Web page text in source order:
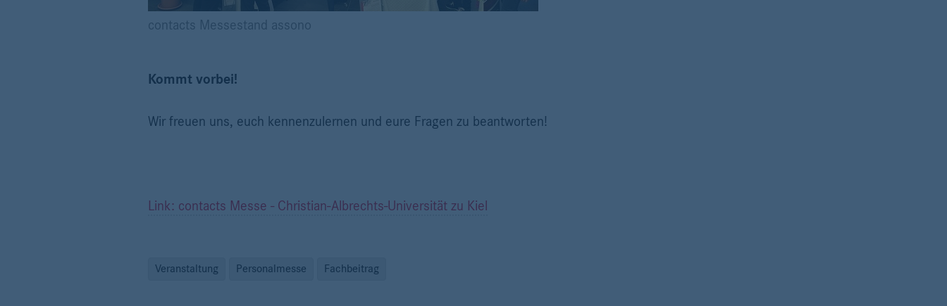
contacts Messestand assono
Kommt vorbei!
Wir freuen uns, euch kennenzulernen und eure Fragen zu beantworten!
Link: contacts Messe - Christian-Albrechts-Universität zu Kiel
Veranstaltung Personalmesse Fachbeitrag